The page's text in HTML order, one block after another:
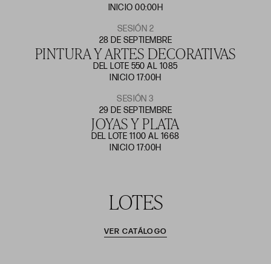
INICIO 00:00H
SESIÓN 2
28 DE SEPTIEMBRE
PINTURA Y ARTES DECORATIVAS
DEL LOTE 550 AL 1085
INICIO 17:00H
SESIÓN 3
29 DE SEPTIEMBRE
JOYAS Y PLATA
DEL LOTE 1100 AL 1668
INICIO 17:00H
LOTES
VER CATÁLOGO